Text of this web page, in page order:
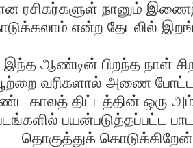
ரசிகர்களுள் நானும்
என்ற தேடலில்
ஆண்டின் பிறந்த நாள்
வரிகளால் அணை போட்ட
காலத் திட்டத்தின் ஒரு
பயன்படுத்தப்பட்ட
தொகுத்துக்